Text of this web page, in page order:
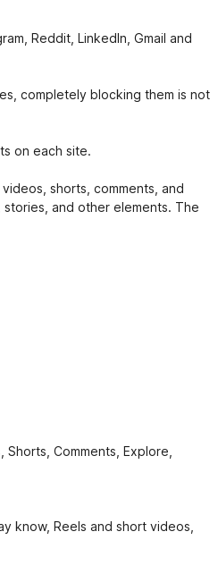
Reddit, LinkedIn, Gmail and
completely blocking them is not
on each site.
shorts, comments, and
and other elements. The
Comments, Explore,
know, Reels and short videos,